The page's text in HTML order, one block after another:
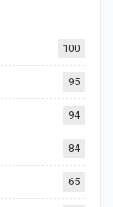
100
95
94
84
65